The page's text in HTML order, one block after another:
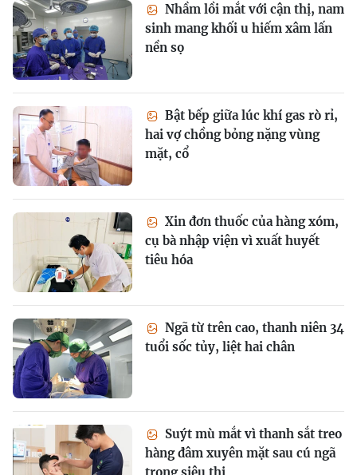
Nhầm lồi mắt với cận thị, nam
sinh mang khối u hiếm xâm lấn
nền sọ
Bật bếp giữa lúc khí gas rò rỉ,
hai vợ chồng bỏng nặng vùng
mặt, cổ
Xin đơn thuốc của hàng xóm,
cụ bà nhập viện vì xuất huyết
tiêu hóa
Ngã từ trên cao, thanh niên 34
tuổi sốc tủy, liệt hai chân
Suýt mù mắt vì thanh sắt treo
hàng đâm xuyên mặt sau cú ngã
trong siêu thị